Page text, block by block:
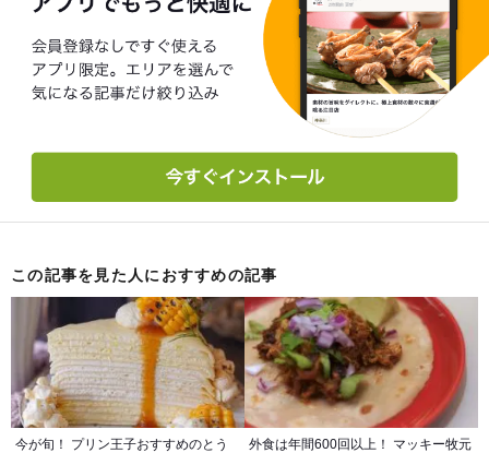
この記事を見た人におすすめの記事
今が旬！ プリン王子おすすめのとう
外食は年間600回以上！ マッキー牧元